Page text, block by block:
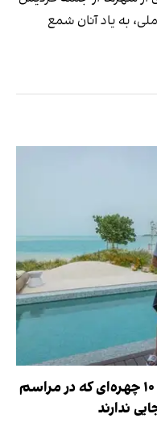
به یاد آنان شمع
لیست ممنوعه کریستیانو؛ ۱۰ چهره‌ای که در مراسم
ندارند